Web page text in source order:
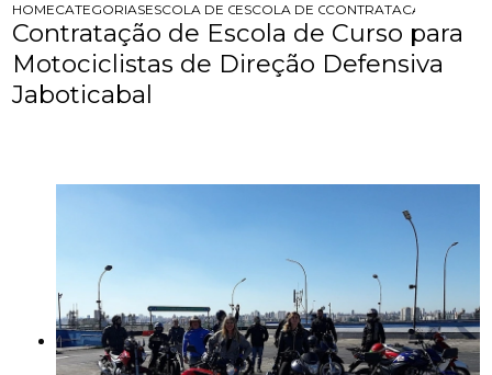
HOMECATEGORIASESCOLA DE CURSOS PARA MOTOCICLISTAS
ESCOLA DE CURSO DE PILOTAGEM
CONTRATACAO DE
Contratação de Escola de Curso para
Motociclistas de Direção Defensiva
Jaboticabal